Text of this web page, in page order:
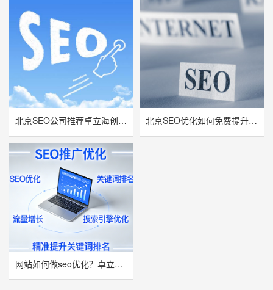
北京SEO公司推荐卓立海创，用技术实力赋能企业线上增长 北京SEO优化如何免费提升网站流量与曝光率？
网站如何做seo优化？卓立海创推荐